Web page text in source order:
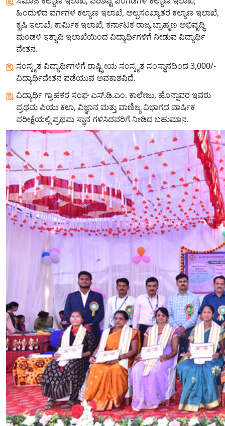
ಹಿಂದುಳಿದ ವರ್ಗಗಳ ಕಲ್ಯಾಣ ಇಲಾಖೆ, ಅಲ್ಪಸಂಖ್ಯಾತರ ಕಲ್ಯಾಣ ಇಲಾಖೆ,
ಕೃಷಿ ಇಲಾಖೆ, ಕಾರ್ಮಿಕ ಇಲಾಖೆ, ಕರ್ನಾಟಕ ರಾಜ್ಯ ಬ್ರಾಹ್ಮಣ ಅಭಿವೃದ್ಧಿ
ಮಂಡಳಿ ಇತ್ಯಾದಿ ಇಲಾಖೆಯಿಂದ ವಿದ್ಯಾರ್ಥಿಗಳಿಗೆ ನೀಡುವ ವಿದ್ಯಾರ್ಥಿ
ವೇತನ.
ಸಂಸ್ಕೃತ ವಿದ್ಯಾರ್ಥಿಗಳಿಗೆ ರಾಷ್ಟ್ರೀಯ ಸಂಸ್ಕೃತ ಸಂಸ್ಥಾನದಿಂದ 3,000/-
ವಿದ್ಯಾರ್ಥಿವೇತನ ಪಡೆಯುವ ಅವಕಾಶವಿದೆ.
ವಿದ್ಯಾರ್ಥಿ ಗ್ರಾಹಕರ ಸಂಘ ಎಸ್.ಡಿ.ಎಂ. ಕಾಲೇಜು, ಹೊನ್ನಾವರ ಇವರು
ಪ್ರಥಮ ಪಿಯು ಕಲಾ, ವಿಜ್ಞಾನ ಮತ್ತು ವಾಣಿಜ್ಯ ವಿಭಾಗದ ವಾರ್ಷಿಕ
ಪರೀಕ್ಷೆಯಲ್ಲಿ ಪ್ರಥಮ ಸ್ಥಾನ ಗಳಿಸಿದವರಿಗೆ ನೀಡಿದ ಬಹುಮಾನ.